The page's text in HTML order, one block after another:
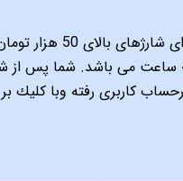
دوست عزیز تنها بونوس
ورزشی مورد استفاده است و مهلت استفاده ان از زمان
كاربرى رفته وبا كليك